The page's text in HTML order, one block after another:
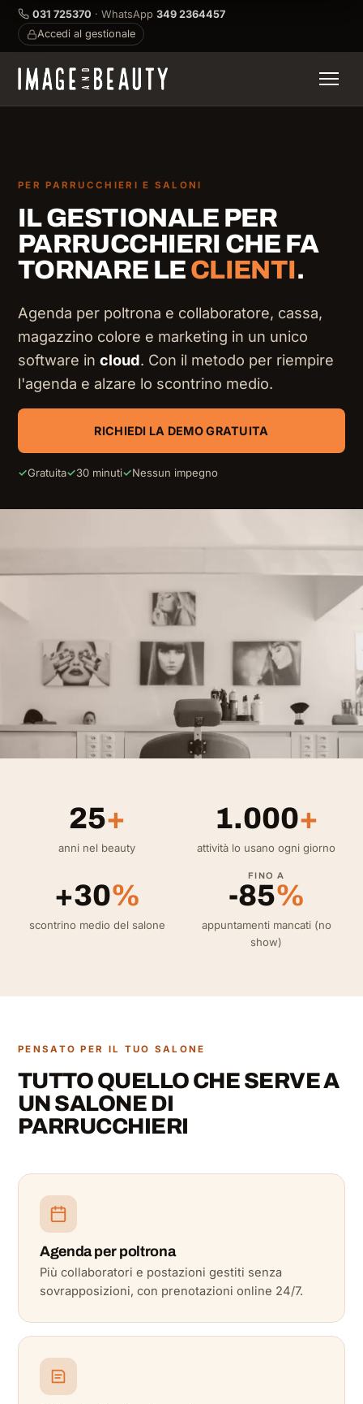
031 725370 · WhatsApp 349 2364457
Accedi al gestionale
PER PARRUCCHIERI E SALONI
IL GESTIONALE PER
PARRUCCHIERI CHE FA
TORNARE LE CLIENTI.
Agenda per poltrona e collaboratore, cassa,
magazzino colore e marketing in un unico
software in cloud. Con il metodo per riempire
l'agenda e alzare lo scontrino medio.
RICHIEDI LA DEMO GRATUITA
✓Gratuita✓30 minuti✓Nessun impegno
25+
anni nel beauty
1.000+
attività lo usano ogni giorno
+30%
scontrino medio del salone
FINO A
-85%
appuntamenti mancati (no
show)
PENSATO PER IL TUO SALONE
TUTTO QUELLO CHE SERVE A
UN SALONE DI
PARRUCCHIERI
Agenda per poltrona
Più collaboratori e postazioni gestiti senza
sovrapposizioni, con prenotazioni online 24/7.